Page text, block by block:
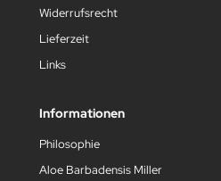
Widerrufsrecht
Lieferzeit
Links
Informationen
Philosophie
Aloe Barbadensis Miller